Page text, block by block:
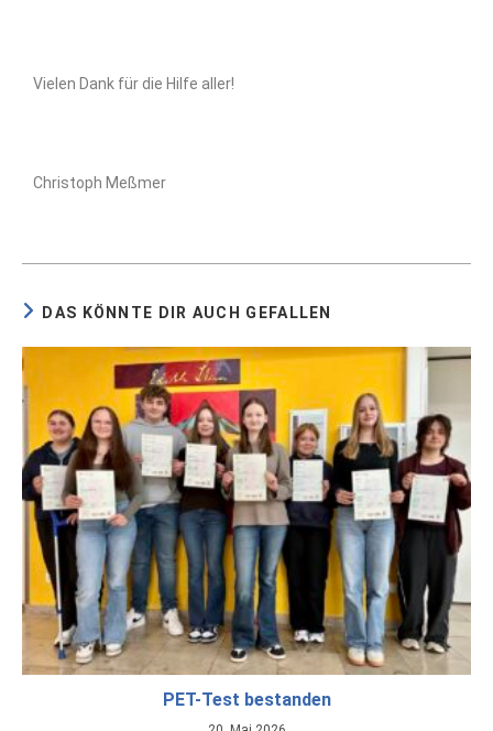
Vielen Dank für die Hilfe aller!
Christoph Meßmer
DAS KÖNNTE DIR AUCH GEFALLEN
PET-Test bestanden